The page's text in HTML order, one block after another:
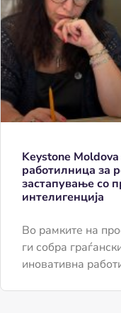
Keystone
работилница за
застапување со
интелигенција
Во рамките на
ги собра
иновативна